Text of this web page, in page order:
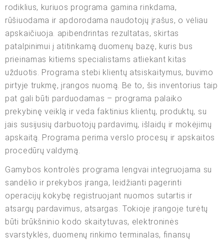
rodiklius, kuriuos programa gamina rinkdama,
rūšiuodama ir apdorodama naudotojų įrašus, o vėliau
apskaičiuoja. apibendrintas rezultatas, skirtas
patalpinimui į atitinkamą duomenų bazę, kuris bus
prieinamas kitiems specialistams atliekant kitas
užduotis. Programa stebi klientų atsiskaitymus, buvimo
pirtyje trukmę, įrangos nuomą. Be to, šis inventorius taip
pat gali būti parduodamas – programa palaiko
prekybinę veiklą ir veda faktinius klientų, produktų, su
jais susijusių darbuotojų pardavimų, išlaidų ir mokėjimų
apskaitą. Programa perima verslo procesų ir apskaitos
procedūrų valdymą.
Gamybos kontrolės programa lengvai integruojama su
sandėlio ir prekybos įranga, leidžianti pagerinti
operacijų kokybę registruojant nuomos sutartis ir
atsargų pardavimus, atsargas. Tokioje įrangoje turėtų
būti brūkšninio kodo skaitytuvas, elektroninės
svarstyklės, duomenų rinkimo terminalas, finansų